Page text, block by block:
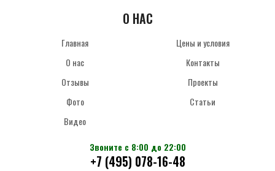
О НАС
Главная
О нас
Отзывы
Фото
Видео
Цены и условия
Контакты
Проекты
Статьи
Звоните с 8:00 до 22:00
+7 (495) 078-16-48